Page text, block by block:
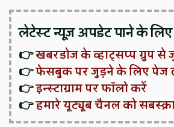
लेटेस्ट न्यूज़ अपडेट पाने के
👉खबरडोज के व्हाट्सप्प ग्रुप से
👉फेसबुक पर जुड़ने के लिए पेज
👉इन्स्टाग्राम पर फॉलो करें
👉हमारे यूट्यूब चैनल को